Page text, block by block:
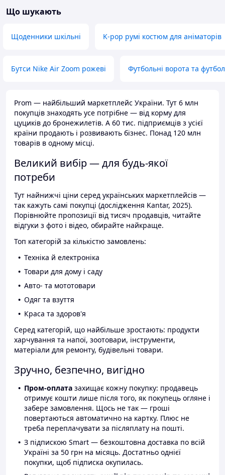
без плит
Що шукають
Щоденники шкільні K-pop румі костюм для аніматорів
Бутси Nike Air Zoom рожеві Футбольні ворота та
Prom — найбільший маркетплейс України. Тут 6 млн
покупців знаходять усе потрібне — від корму для
цуциків до бронежилетів. А 60 тис. підприємців з усієї
країни продають і розвивають бізнес. Понад 120 млн
товарів в одному місці.
Великий вибір — для будь-якої
потреби
Тут найнижчі ціни серед українських маркетплейсів —
так кажуть самі покупці (дослідження Kantar, 2025).
Порівнюйте пропозиції від тисяч продавців, читайте
відгуки з фото і відео, обирайте найкраще.
Топ категорій за кількістю замовлень:
Техніка й електроніка
Товари для дому і саду
Авто- та мототовари
Одяг та взуття
Краса та здоров'я
Серед категорій, що найбільше зростають: продукти
харчування та напої, зоотовари, інструменти,
матеріали для ремонту, будівельні товари.
Зручно, безпечно, вигідно
Пром-оплата захищає кожну покупку: продавець
отримує кошти лише після того, як покупець огляне і
забере замовлення. Щось не так — гроші
повертаються автоматично на картку. Плюс не
треба переплачувати за післяплату на пошті.
З підпискою Smart — безкоштовна доставка по всій
Україні за 50 грн на місяць. Достатньо однієї
покупки, щоб підписка окупилась.